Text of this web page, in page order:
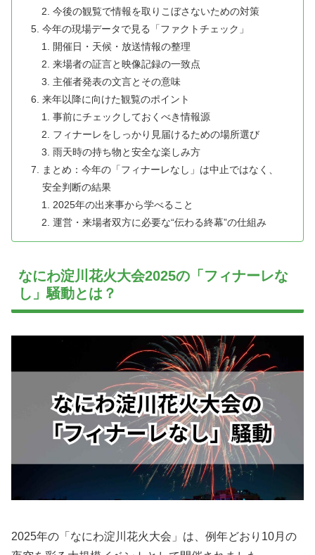
今後の観覧で情報を取りこぼさないための対策
今年の現場データで見る「ファクトチェック」
開催日・天候・放送情報の整理
来場者の証言と映像記録の一致点
主催者発表の文言とその意味
来年以降に向けた観覧のポイント
事前にチェックしておくべき情報源
フィナーレをしっかり見届けるための場所選び
雨天時の持ち物と安全な楽しみ方
まとめ：今年の「フィナーレなし」は中止ではなく、
安全判断の結果
2025年の出来事から学べること
運営・来場者双方に必要な“伝わる終幕”の仕組み
なにわ淀川花火大会2025の「フィナーレな
し」騒動とは？
2025年の「なにわ淀川花火大会」は、例年どおり10月の